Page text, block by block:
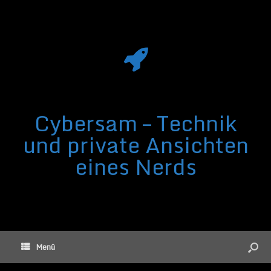
Cybersam – Technik
und private Ansichten
eines Nerds
Menü